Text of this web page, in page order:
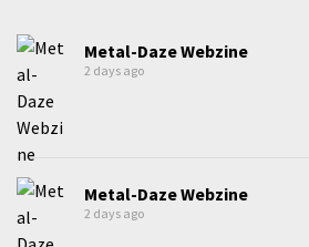
Metal-Daze Webzine
2 days ago
Metal-Daze Webzine
2 days ago